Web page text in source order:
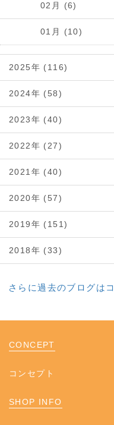
02月 (6)
01月 (10)
2025年 (116)
2024年 (58)
2023年 (40)
2022年 (27)
2021年 (40)
2020年 (57)
2019年 (151)
2018年 (33)
さらに過去のブログは
CONCEPT
コンセプト
SHOP INFO